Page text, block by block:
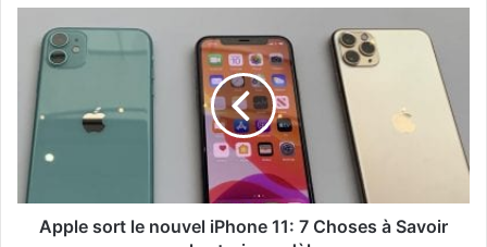
Apple sort le nouvel iPhone 11: 7 Choses à Savoir